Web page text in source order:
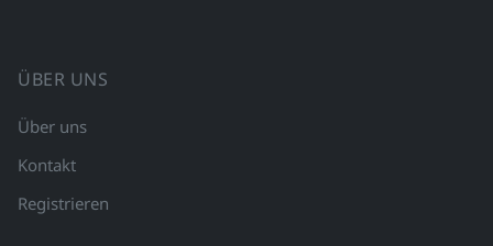
ÜBER UNS
Über uns
Kontakt
Registrieren